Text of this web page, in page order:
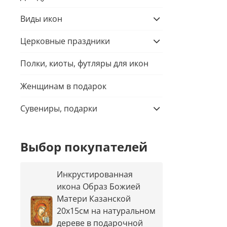
Виды икон
Церковные праздники
Полки, киоты, футляры для икон
Женщинам в подарок
Сувениры, подарки
Выбор покупателей
Инкрустированная
икона Образ Божией
Матери Казанской
20х15см на натуральном
дереве в подарочной